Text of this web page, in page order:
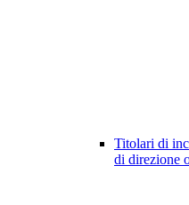
Titolari di
di direzione